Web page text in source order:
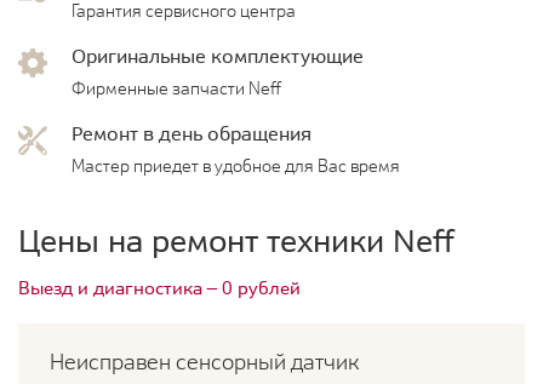
Гарантия сервисного центра
Оригинальные комплектующие
Фирменные запчасти Neff
Ремонт в день обращения
Мастер приедет в удобное для Вас время
Цены на ремонт техники Neff
Выезд и диагностика — 0 рублей
Неисправен сенсорный датчик